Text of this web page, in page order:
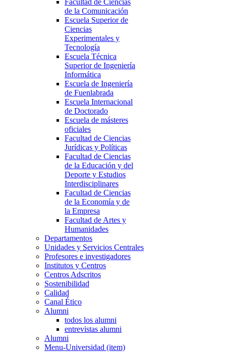
Facultad de Ciencias
de la Comunicación
Escuela Superior de
Ciencias
Experimentales y
Tecnología
Escuela Técnica
Superior de Ingeniería
Informática
Escuela de Ingeniería
de Fuenlabrada
Escuela Internacional
de Doctorado
Escuela de másteres
oficiales
Facultad de Ciencias
Jurídicas y Políticas
Facultad de Ciencias
de la Educación y del
Deporte y Estudios
Interdisciplinares
Facultad de Ciencias
de la Economía y de
la Empresa
Facultad de Artes y
Humanidades
Departamentos
Unidades y Servicios Centrales
Profesores e investigadores
Institutos y Centros
Centros Adscritos
Sostenibilidad
Calidad
Canal Ético
Alumni
todos los alumni
entrevistas alumni
Alumni
Menu-Universidad (item)